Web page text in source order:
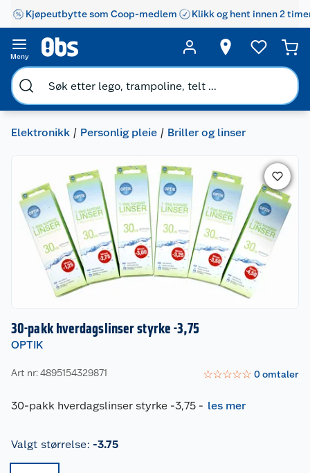
Kjøpeutbytte som Coop-medlem Klikk og hent innen 2
Meny
Elektronikk Personlig pleie Briller og linser
30-pakk hverdagslinser styrke -3,75
OPTIK
Art nr: 4895154329871 ☆☆☆☆☆ 0omtaler
30-pakk hverdagslinser styrke -3,75 - les mer
Valgt størrelse: -3.75